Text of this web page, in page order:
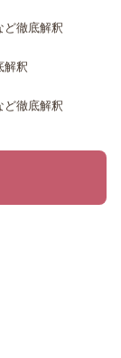
ど徹底解釈
解釈
ど徹底解釈